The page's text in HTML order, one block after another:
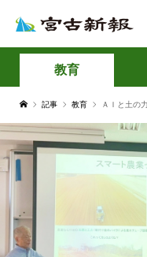
教育
記事 教育 ＡＩと土の